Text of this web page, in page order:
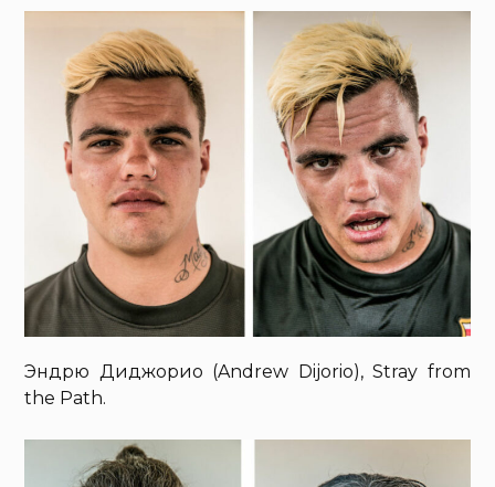
Эндрю Диджорио (Andrew Dijorio), Stray from
the Path.